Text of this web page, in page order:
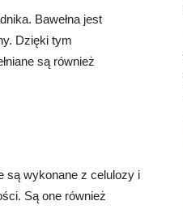
Bawełna jest
Dzięki tym
są również
są wykonane z celulozy i
Są one również